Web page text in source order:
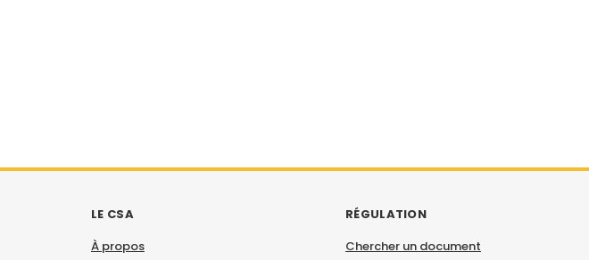
LE CSA
À propos
RÉGULATION
Chercher un document